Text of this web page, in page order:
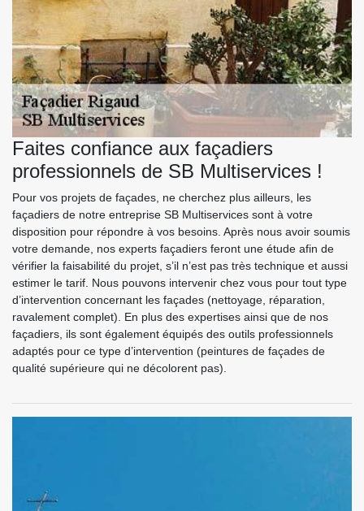
Faites confiance aux façadiers
professionnels de SB Multiservices !
Pour vos projets de façades, ne cherchez plus ailleurs, les
façadiers de notre entreprise SB Multiservices sont à votre
disposition pour répondre à vos besoins. Après nous avoir soumis
votre demande, nos experts façadiers feront une étude afin de
vérifier la faisabilité du projet, s’il n’est pas très technique et aussi
estimer le tarif. Nous pouvons intervenir chez vous pour tout type
d’intervention concernant les façades (nettoyage, réparation,
ravalement complet). En plus des expertises ainsi que de nos
façadiers, ils sont également équipés des outils professionnels
adaptés pour ce type d’intervention (peintures de façades de
qualité supérieure qui ne décolorent pas).